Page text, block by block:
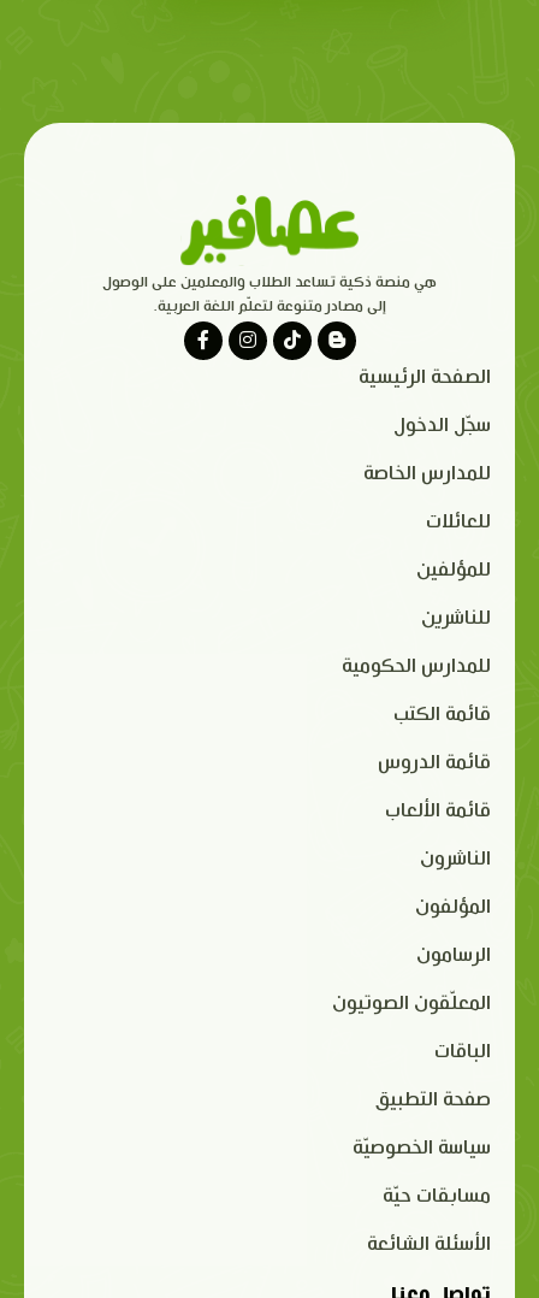
هي منصة ذكية تساعد الطلاب والمعلمين على الوصول
إلى مصادر متنوعة لتعلّم اللغة العربية.
الصفحة الرئيسية
سجّل الدخول
للمدارس الخاصة
للعائلات
للمؤلفين
للناشرين
للمدارس الحكومية
قائمة الكتب
قائمة الدروس
قائمة الألعاب
الناشرون
المؤلفون
الرسامون
المعلّقون الصوتيون
الباقات
صفحة التطبيق
سياسة الخصوصيّة
مسابقات حيّة
الأسئلة الشائعة